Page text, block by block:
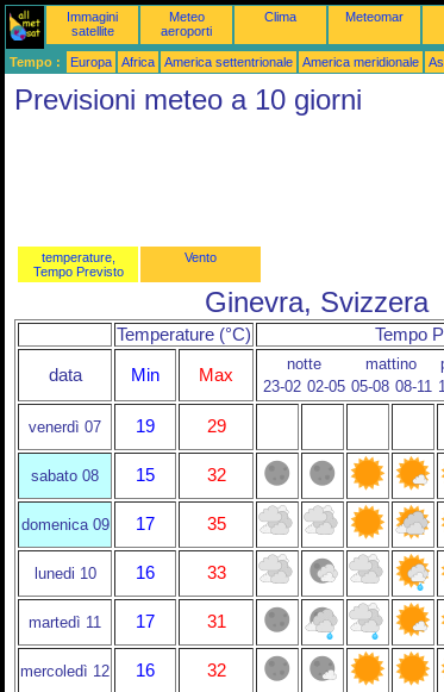
Immagini
satellite
Meteo
aeroporti
Clima Meteomar
Tempo : Europa Africa America settentrionale America meridionale
Previsioni meteo a 10 giorni
temperature,
Tempo Previsto
Vento
Ginevra, Svizzera
Temperature (°C) Tempo
data Min Max
notte mattino
23-02 02-05 05-08 08-11
venerdì 07 19 29
sabato 08 15 32
domenica 09 17 35
lunedi 10 16 33
martedì 11 17 31
mercoledì 12 16 32